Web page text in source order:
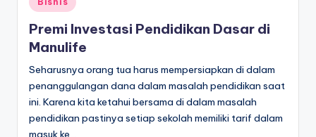
in
Premi Investasi Pendidikan Dasar di
Manulife
Seharusnya orang tua harus mempersiapkan di dalam
penanggulangan dana dalam masalah pendidikan saat
ini. Karena kita ketahui bersama di dalam masalah
pendidikan pastinya setiap sekolah memiliki tarif dalam
masuk ke…